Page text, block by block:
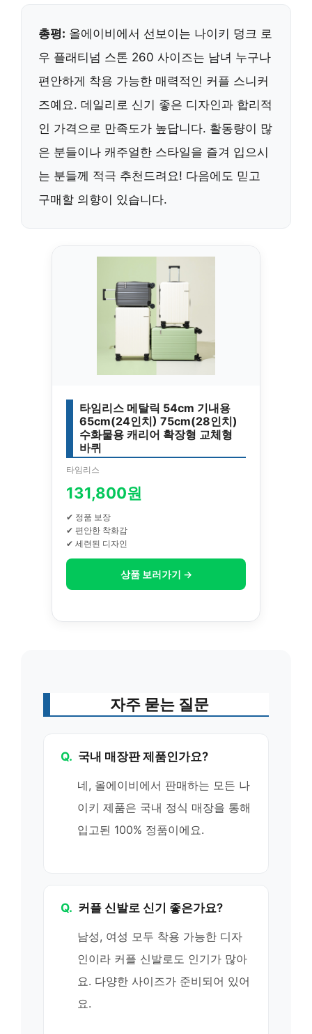
총평: 올에이비에서 선보이는 나이키 덩크 로
우 플래티넘 스톤 260 사이즈는 남녀 누구나
편안하게 착용 가능한 매력적인 커플 스니커
즈예요. 데일리로 신기 좋은 디자인과 합리적
인 가격으로 만족도가 높답니다. 활동량이 많
은 분들이나 캐주얼한 스타일을 즐겨 입으시
는 분들께 적극 추천드려요! 다음에도 믿고
구매할 의향이 있습니다.
타임리스 메탈릭 54cm 기내용
65cm(24인치) 75cm(28인치)
수화물용 캐리어 확장형 교체형
바퀴
타임리스
131,800원
✔ 정품 보장
✔ 편안한 착화감
✔ 세련된 디자인
상품 보러가기 →
자주 묻는 질문
Q. 국내 매장판 제품인가요?
네, 올에이비에서 판매하는 모든 나
이키 제품은 국내 정식 매장을 통해
입고된 100% 정품이에요.
Q. 커플 신발로 신기 좋은가요?
남성, 여성 모두 착용 가능한 디자
인이라 커플 신발로도 인기가 많아
요. 다양한 사이즈가 준비되어 있어
요.